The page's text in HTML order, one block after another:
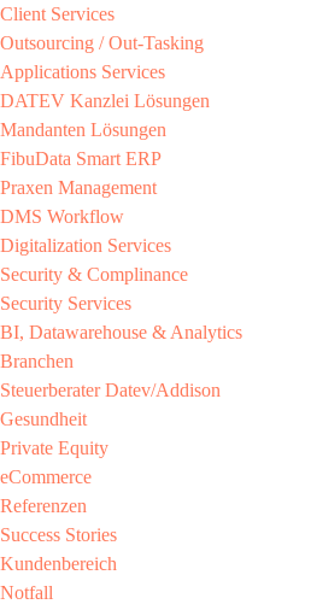
Client Services​
Outsourcing / Out-Tasking​
Applications Services
DATEV Kanzlei Lösungen​
Mandanten Lösungen​
FibuData Smart ERP​
Praxen Management​
DMS Workflow​
Digitalization Services
Security & Complinance​
Security Services​
BI, Datawarehouse & Analytics
Branchen​
Steuerberater​ Datev/Addison​
Gesundheit​
Private Equity​
eCommerce​
Referenzen​
Success Stories​
Kundenbereich​
Notfall